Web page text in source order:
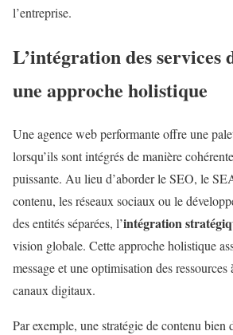
l’entreprise.
L’intégration des
une approche holistique
Une agence web performante offre une
lorsqu’ils sont intégrés de manière
puissante. Au lieu d’aborder le SEO, le
contenu, les réseaux sociaux ou le
des entités séparées, l’intégration
vision globale. Cette approche holistique
message et une optimisation des ressources
canaux digitaux.
Par exemple, une stratégie de contenu